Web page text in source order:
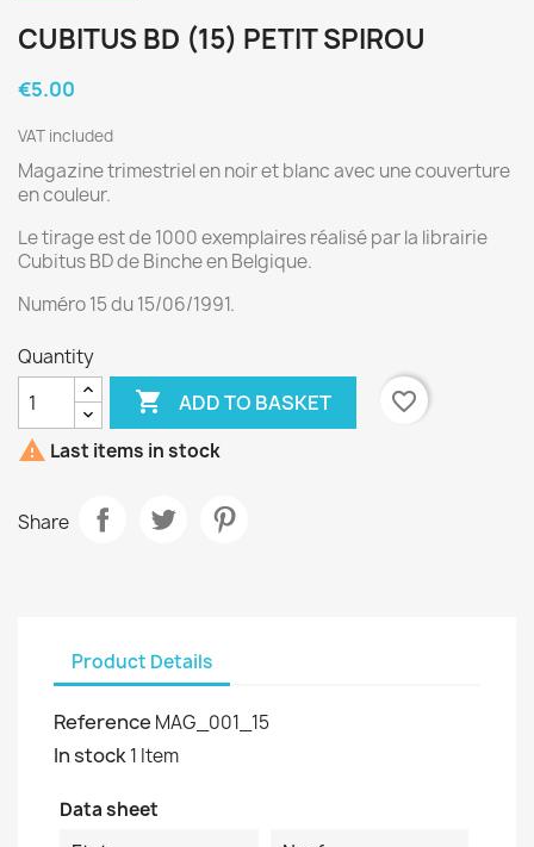
CUBITUS BD (15) PETIT SPIROU
€5.00
VAT included
Magazine trimestriel en noir et blanc avec une couverture
en couleur.
Le tirage est de 1000 exemplaires réalisé par la librairie
Cubitus BD de Binche en Belgique.
Numéro 15 du 15/06/1991.
Quantity
 ADD TO BASKET
favorite_border
 Last items in stock
Share
Product Details
Reference MAG_001_15
In stock1 Item
Data sheet